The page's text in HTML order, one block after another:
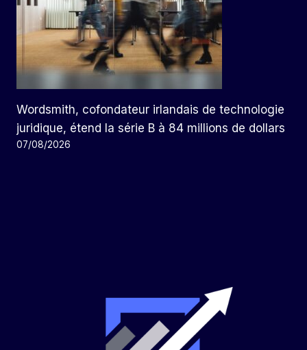
Wordsmith, cofondateur irlandais de technologie
juridique, étend la série B à 84 millions de dollars
07/08/2026